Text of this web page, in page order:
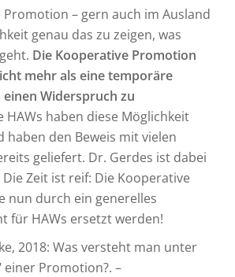
– gern auch im Ausland
genau das zu zeigen, was
Die Kooperative Promotion
mehr als eine temporäre
Widerspruch zu
HAWs haben diese Möglichkeit
haben den Beweis mit vielen
geliefert. Dr. Gerdes ist dabei
Zeit ist reif: Die Kooperative
nun durch ein generelles
für HAWs ersetzt werden!
2018: Was versteht man unter
Promotion?. –